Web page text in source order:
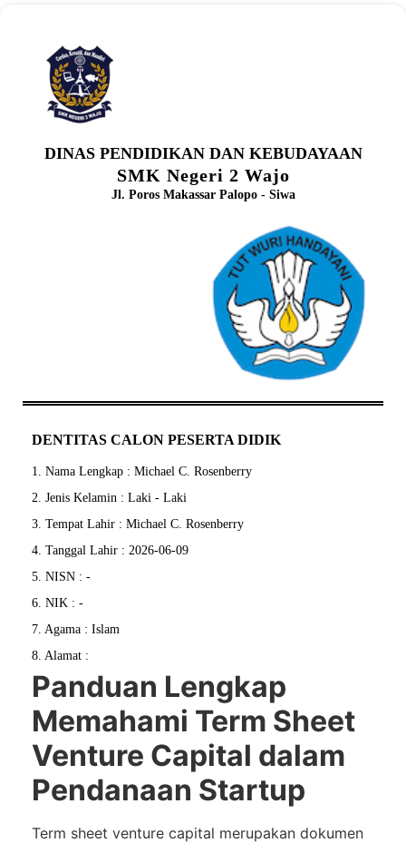
DINAS PENDIDIKAN DAN KEBUDAYAAN
SMK Negeri 2 Wajo
Jl. Poros Makassar Palopo - Siwa
DENTITAS CALON PESERTA DIDIK
1. Nama Lengkap : Michael C. Rosenberry
2. Jenis Kelamin : Laki - Laki
3. Tempat Lahir : Michael C. Rosenberry
4. Tanggal Lahir : 2026-06-09
5. NISN : -
6. NIK : -
7. Agama : Islam
8. Alamat :
Panduan Lengkap
Memahami Term Sheet
Venture Capital dalam
Pendanaan Startup
Term sheet venture capital merupakan dokumen